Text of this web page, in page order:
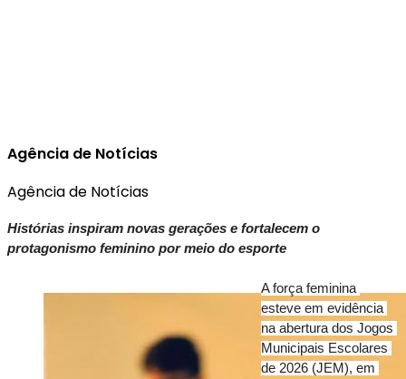
Agência de Notícias
Agência de Notícias
Histórias inspiram novas gerações e fortalecem o
protagonismo feminino por meio do esporte
A força feminina
esteve em evidência
na abertura dos Jogos
Municipais Escolares
de 2026 (JEM), em